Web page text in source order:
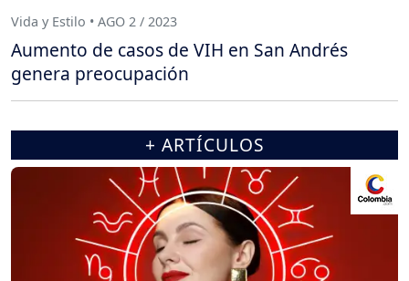
Vida y Estilo • AGO 2 / 2023
Aumento de casos de VIH en San Andrés
genera preocupación
+ ARTÍCULOS